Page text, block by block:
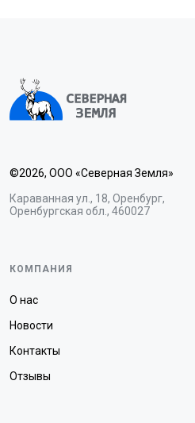
©2026, ООО «Северная Земля»
Караванная ул., 18, Оренбург,
Оренбургская обл., 460027
КОМПАНИЯ
О нас
Новости
Контакты
Отзывы